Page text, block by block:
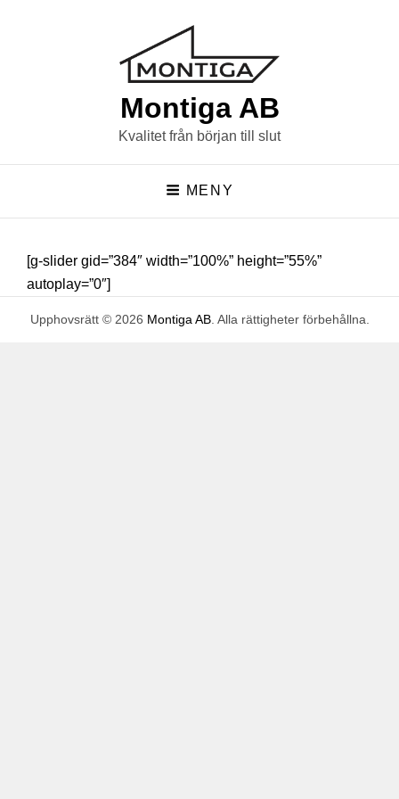
Montiga AB
Kvalitet från början till slut
MENY
[g-slider gid=”384″ width=”100%” height=”55%”
autoplay=”0″]
Upphovsrätt © 2026 Montiga AB. Alla rättigheter förbehållna.